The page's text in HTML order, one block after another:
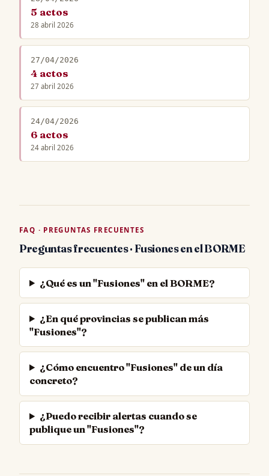
5 actos
28 abril 2026
27/04/2026
4 actos
27 abril 2026
24/04/2026
6 actos
24 abril 2026
FAQ · PREGUNTAS FRECUENTES
Preguntas frecuentes · Fusiones en el BORME
¿Qué es un "Fusiones" en el BORME?
¿En qué provincias se publican más
"Fusiones"?
¿Cómo encuentro "Fusiones" de un día
concreto?
¿Puedo recibir alertas cuando se
publique un "Fusiones"?